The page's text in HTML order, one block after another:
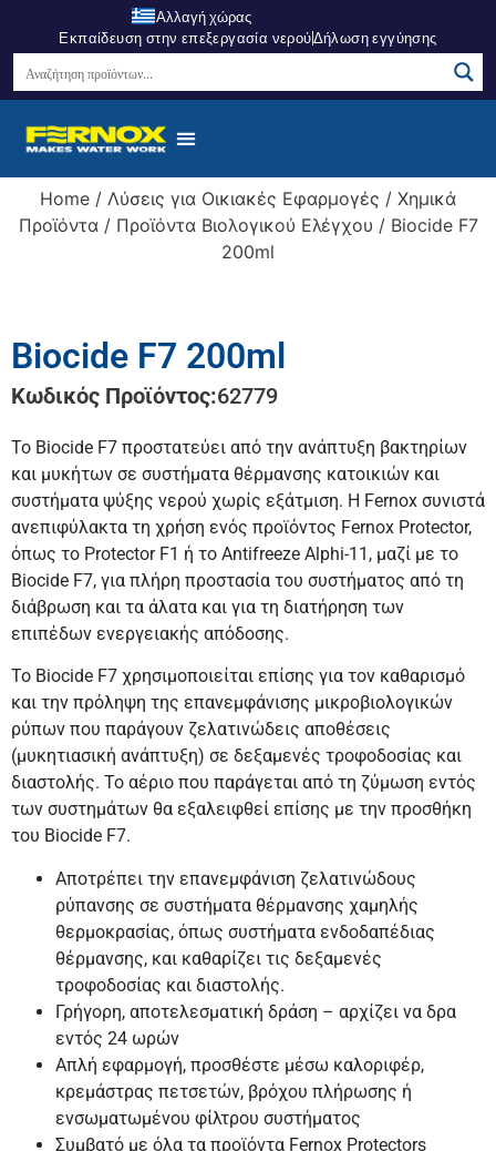
Αλλαγή χώρας
Εκπαίδευση στην επεξεργασία νερούΔήλωση εγγύησης
Home / Λύσεις για Οικιακές Εφαρμογές / Χημικά
Προϊόντα/ Προϊόντα Βιολογικού Ελέγχου / Biocide F7
200ml
Biocide F7 200ml
Κωδικός Προϊόντος:62779
Το Biocide F7 προστατεύει από την ανάπτυξη βακτηρίων
και μυκήτων σε συστήματα θέρμανσης κατοικιών και
συστήματα ψύξης νερού χωρίς εξάτμιση. Η Fernox συνιστά
ανεπιφύλακτα τη χρήση ενός προϊόντος Fernox Protector,
όπως το Protector F1 ή το Antifreeze Alphi-11, μαζί με το
Biocide F7, για πλήρη προστασία του συστήματος από τη
διάβρωση και τα άλατα και για τη διατήρηση των
επιπέδων ενεργειακής απόδοσης.
Το Biocide F7 χρησιμοποιείται επίσης για τον καθαρισμό
και την πρόληψη της επανεμφάνισης μικροβιολογικών
ρύπων που παράγουν ζελατινώδεις αποθέσεις
(μυκητιασική ανάπτυξη) σε δεξαμενές τροφοδοσίας και
διαστολής. Το αέριο που παράγεται από τη ζύμωση εντός
των συστημάτων θα εξαλειφθεί επίσης με την προσθήκη
του Biocide F7.
Αποτρέπει την επανεμφάνιση ζελατινώδους
ρύπανσης σε συστήματα θέρμανσης χαμηλής
θερμοκρασίας, όπως συστήματα ενδοδαπέδιας
θέρμανσης, και καθαρίζει τις δεξαμενές
τροφοδοσίας και διαστολής.
Γρήγορη, αποτελεσματική δράση – αρχίζει να δρα
εντός 24 ωρών
Απλή εφαρμογή, προσθέστε μέσω καλοριφέρ,
κρεμάστρας πετσετών, βρόχου πλήρωσης ή
ενσωματωμένου φίλτρου συστήματος
Συμβατό με όλα τα προϊόντα Fernox Protectors